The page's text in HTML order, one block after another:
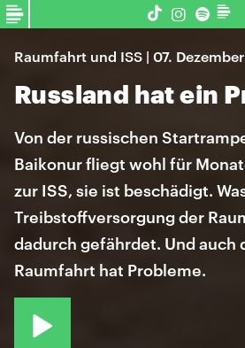
Raumfahrt und ISS | 07.
Russland hat ein
Von der russischen
Baikonur fliegt wohl für
zur ISS, sie ist beschädigt.
Treibstoffversorgung der
dadurch gefährdet. Und auch
Raumfahrt hat Probleme.